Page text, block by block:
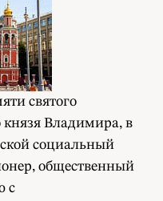
святого
князя Владимира, в
социальный
общественный
с